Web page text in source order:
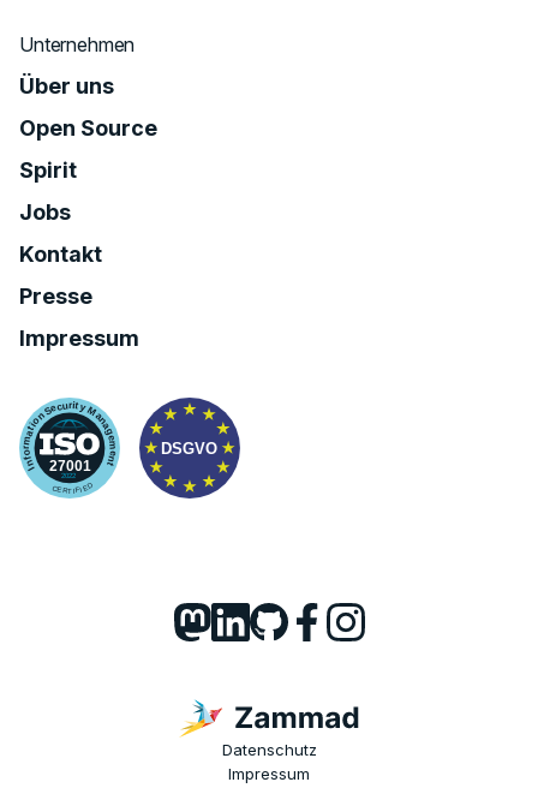
Unternehmen
Über uns
Open Source
Spirit
Jobs
Kontakt
Presse
Impressum
Datenschutz
Impressum